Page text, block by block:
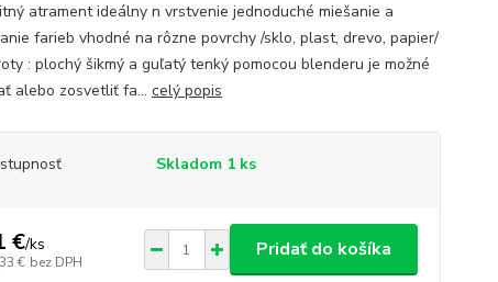
atrament ideálny n vrstvenie jednoduché miešanie a
farieb vhodné na rôzne povrchy /sklo, plast, drevo, papier/
: plochý šikmý a guľatý tenký pomocou blenderu je možné
alebo zosvetliť fa... celý popis
Skladom 1 ks
€/ks
€ bez DPH
Pridať do košíka